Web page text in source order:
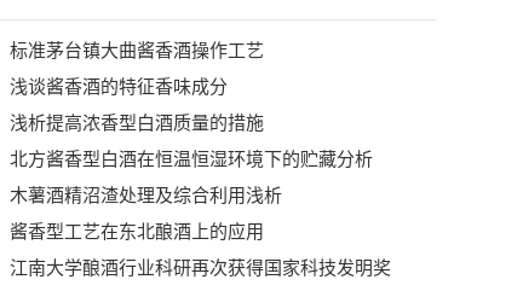
标准茅台镇大曲酱香酒操作工艺
浅谈酱香酒的特征香味成分
浅析提高浓香型白酒质量的措施
北方酱香型白酒在恒温恒湿环境下的贮藏分析
木薯酒精沼渣处理及综合利用浅析
酱香型工艺在东北酿酒上的应用
江南大学酿酒行业科研再次获得国家科技发明奖